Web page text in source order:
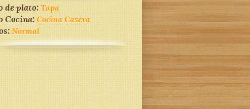
de plato:Tapa
Cocina:Cocina Casera
Normal